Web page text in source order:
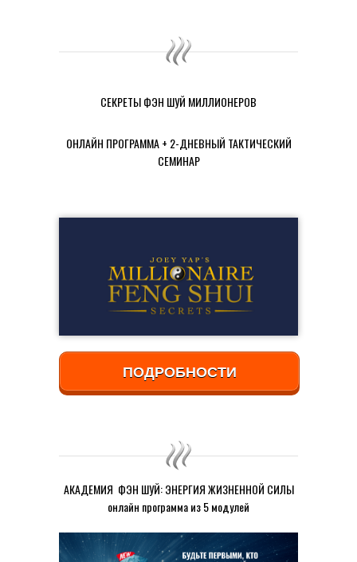
СЕКРЕТЫ ФЭН ШУЙ МИЛЛИОНЕРОВ
ОНЛАЙН ПРОГРАММА + 2-ДНЕВНЫЙ ТАКТИЧЕСКИЙ
СЕМИНАР
ПОДРОБНОСТИ
АКАДЕМИЯ ФЭН ШУЙ: ЭНЕРГИЯ ЖИЗНЕННОЙ СИЛЫ
онлайн программа из 5 модулей